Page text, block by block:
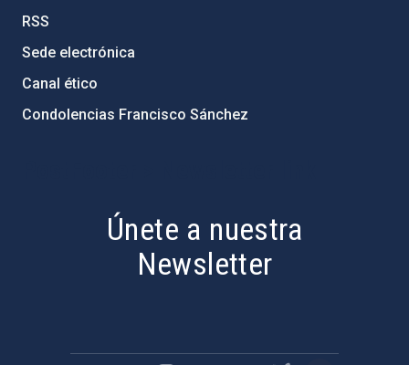
RSS
Sede electrónica
Canal ético
Condolencias Francisco Sánchez
Únete a nuestra
Newsletter